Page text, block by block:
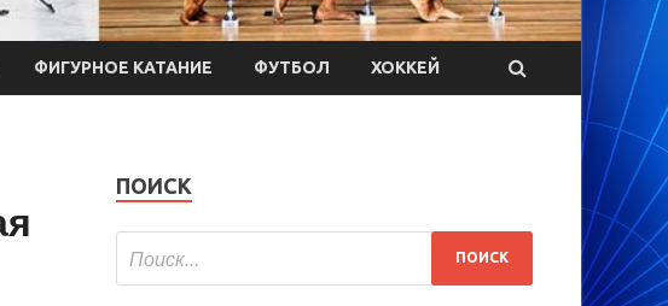
ФИГУРНОЕ КАТАНИЕ ФУТБОЛ ХОККЕЙ
ПОИСК